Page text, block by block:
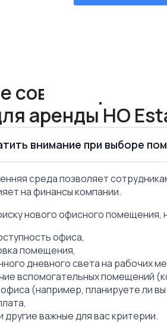
советы при
аренды HO
внимание при выборе
среда позволяет
на финансы компании.
нового офисного
офиса,
помещения,
дневного света на рабочих
вспомогательных помещений
(например, планируете ли
другие важные для вас критерии.
Russian